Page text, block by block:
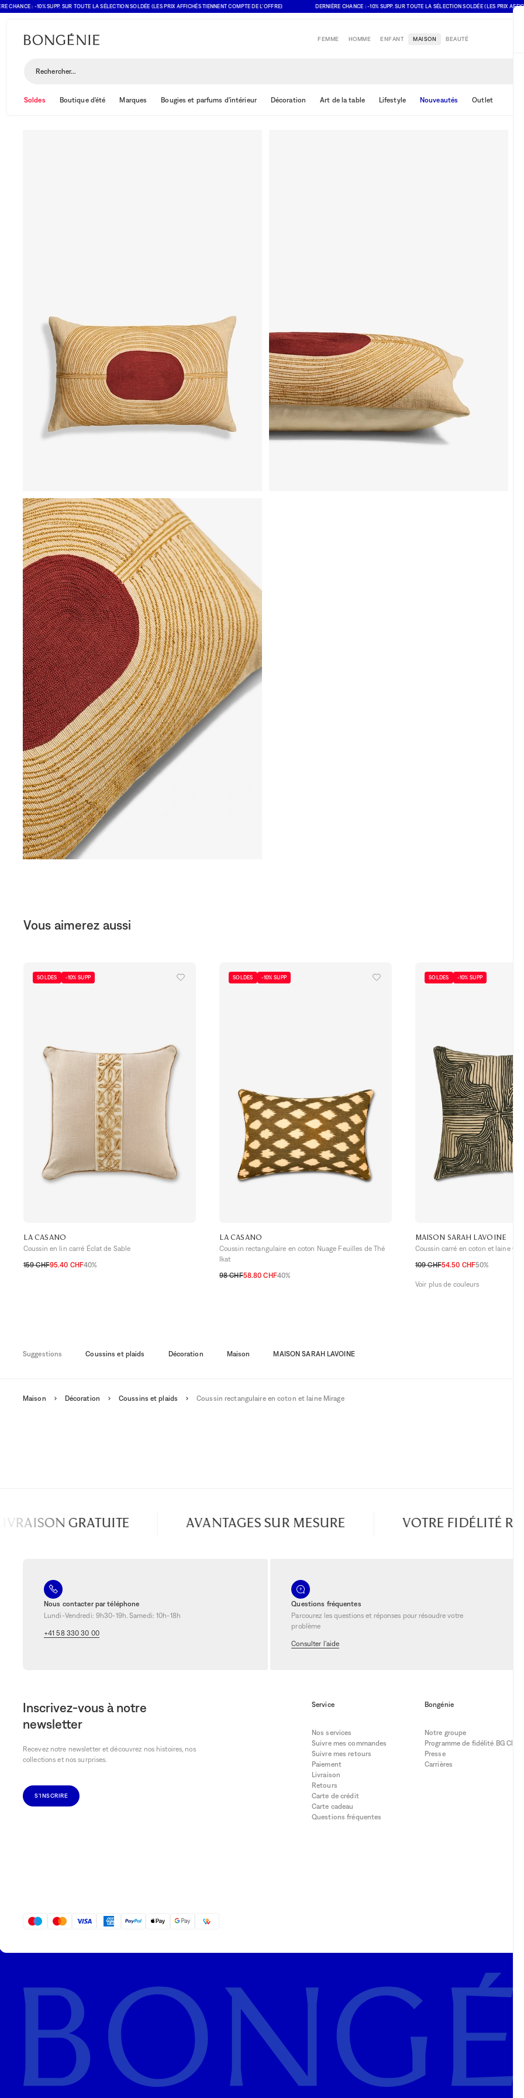
: -10% SUPP. SUR TOUTE LA SÉLECTION SOLDÉE (LES PRIX AFFICHÉS TIENNENT COMPTE DE L'OFFRE) DERNIÈRE CHANCE : -10% SUPP. SUR TOUTE LA SÉLECTION SOLDÉE (LES PRIX AFFICHÉS
FEMME HOMME ENFANT MAISON BEAUTÉ
Rechercher...
Soldes Boutique d'été Marques Bougies et parfums d'intérieur Décoration Art de la table Lifestyle Nouveautés Outlet
Vous aimerez aussi
SOLDES -10% SUPP
LA CASANO
Coussin en lin carré Éclat de Sable
159 CHF95.40 CHF40%
SOLDES -10% SUPP
LA CASANO
Coussin rectangulaire en coton Nuage Feuilles de Thé
Ikat
98 CHF58.80 CHF40%
SOLDES -10% SUPP
MAISON SARAH LAVOINE
Coussin carré en coton et laine
109 CHF54.50 CHF50%
Voir plus de couleurs
Suggestions Coussins et plaids Décoration Maison MAISON SARAH LAVOINE
Maison Décoration Coussins et plaids Coussin rectangulaire en coton et laine Mirage
GRATUITE AVANTAGES SUR MESURE VOTRE FIDÉLITÉ
Nous contacter par téléphone
Lundi-Vendredi: 9h30-19h. Samedi: 10h-18h
+41 58 330 30 00
Questions fréquentes
Parcourez les questions et réponses pour résoudre votre
problème
Consulter l'aide
Inscrivez-vous à notre
newsletter
Recevez notre newsletter et découvrez nos histoires, nos
collections et nos surprises.
S'INSCRIRE
Service
Nos services
Suivre mes commandes
Suivre mes retours
Paiement
Livraison
Retours
Carte de crédit
Carte cadeau
Questions fréquentes
Bongénie
Notre groupe
Programme de fidélité BG Club
Presse
Carrières